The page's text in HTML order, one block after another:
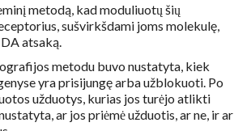
metodą, kad moduliuotų šių
sušvirkšdami joms molekulę,
atsaką.
metodu buvo nustatyta, kiek
yra prisijungę arba užblokuoti. Po
užduotys, kurias jos turėjo atlikti
ar jos priėmė užduotis, ar ne, ir ar